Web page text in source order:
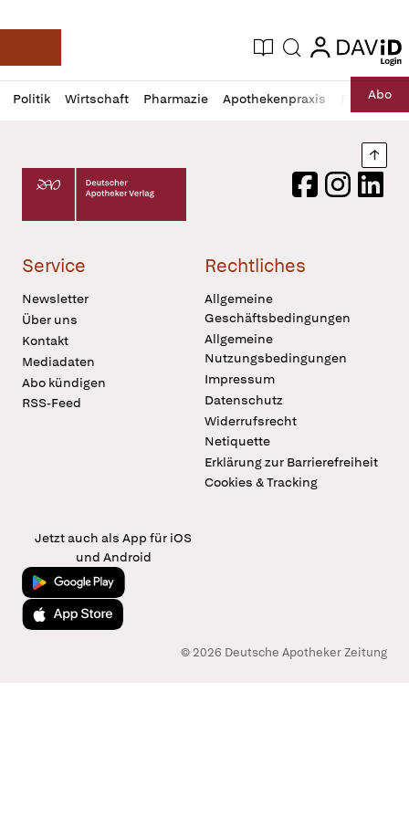
Deutsche Apotheker Zeitung
Aktuelle Ausgabe
Suche login
login
Politik Wirtschaft Pharmazie Apothekenpraxis RechtAbo
Profil
öffnen
Daz
Pur
Deutscher Apotheker Verlag Logo
FacebookInstagram
Service
Newsletter
Über uns
Kontakt
Mediadaten
Abo kündigen
RSS-Feed
Rechtliches
Allgemeine
Geschäftsbedingungen
Allgemeine
Nutzungsbedingungen
Impressum
Datenschutz
Widerrufsrecht
Netiquette
Erklärung zur Barrierefreiheit
Cookies & Tracking
Jetzt auch als App für iOS
und Android
Jetzt bei Google Play
Laden im App Store
© 2026 Deutsche Apotheker Zeitung